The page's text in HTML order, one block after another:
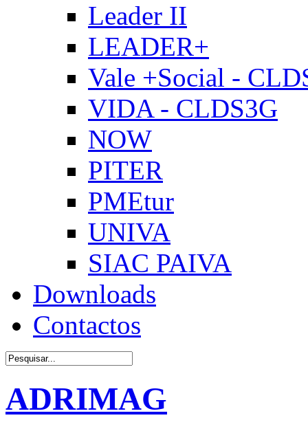
Leader II
LEADER+
Vale +Social -
VIDA - CLDS3G
NOW
PITER
PMEtur
UNIVA
SIAC PAIVA
Downloads
Contactos
ADRIMAG